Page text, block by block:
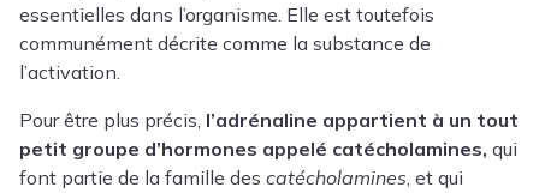
essentielles dans l’organisme. Elle est toutefois
communément décrite comme la substance de
l’activation.
Pour être plus précis, l’adrénaline appartient à un tout
petit groupe d’hormones appelé catécholamines, qui
font partie de la famille des catécholamines, et qui